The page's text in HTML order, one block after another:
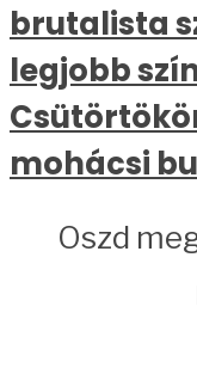
brutalista
legjobb
mohácsi
Oszd